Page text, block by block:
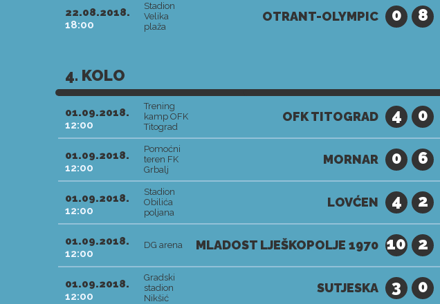
22.08.2018.
18:00
Stadion
Velika
plaža
OTRANT-OLYMPIC 0 8
4. KOLO
01.09.2018.
12:00
Trening
kamp OFK
Titograd
OFK TITOGRAD 4 0
01.09.2018.
12:00
Pomoćni
teren FK
Grbalj
MORNAR 0 6
01.09.2018.
12:00
Stadion
Obilića
poljana
LOVĆEN 4 2
01.09.2018.
12:00
DG arena MLADOST LJEŠKOPOLJE 1970 10 2
01.09.2018.
12:00
Gradski
stadion
Nikšić
SUTJESKA 3 0